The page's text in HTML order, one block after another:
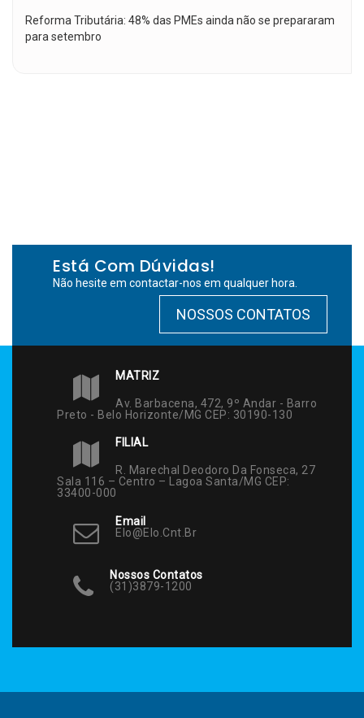
Reforma Tributária: 48% das PMEs ainda não se prepararam
para setembro
Está Com Dúvidas!
Não hesite em contactar-nos em qualquer hora.
NOSSOS CONTATOS
MATRIZ
Av. Barbacena, 472, 9º Andar - Barro
Preto - Belo Horizonte/MG CEP: 30190-130
FILIAL
R. Marechal Deodoro Da Fonseca, 27
Sala 116 – Centro – Lagoa Santa/MG CEP:
33400-000
Email
Elo@elo.cnt.br
Nossos Contatos
(31)3879-1200